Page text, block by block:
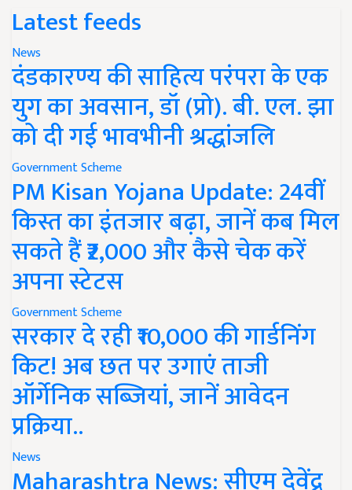
Latest feeds
News
दंडकारण्य की साहित्य परंपरा के एक
युग का अवसान, डॉ (प्रो). बी. एल. झा
को दी गई भावभीनी श्रद्धांजलि
Government Scheme
PM Kisan Yojana Update: 24वीं
किस्त का इंतजार बढ़ा, जानें कब मिल
सकते हैं ₹2,000 और कैसे चेक करें
अपना स्टेटस
Government Scheme
सरकार दे रही ₹10,000 की गार्डनिंग
किट! अब छत पर उगाएं ताजी
ऑर्गेनिक सब्जियां, जानें आवेदन
प्रक्रिया..
News
Maharashtra News: सीएम देवेंद्र